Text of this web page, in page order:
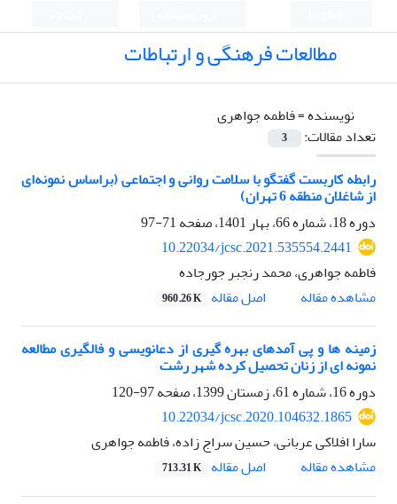
مطالعات فرهنگی و ارتباطات
نویسنده =فاطمه جواهری
تعداد مقالات:
3
رابطه کاربست گفتگو با سلامت روانی و اجتماعی (براساس نمونه‌ای
از شاغلان منطقه 6 تهران)
دوره 18، شماره 66، بهار 1401، صفحه
71-97
10.22034/jcsc.2021.535554.2441
فاطمه جواهری، محمد رنجبر جورجاده
مشاهده مقاله
اصل مقاله 960.26 K
زمینه ها و پی آمدهای بهره گیری از دعانویسی و فالگیری مطالعه
نمونه ای از زنان تحصیل کرده شهر رشت
دوره 16، شماره 61، زمستان 1399، صفحه
97-120
10.22034/jcsc.2020.104632.1865
سارا افلاکی عربانی، حسین سراج زاده، فاطمه جواهری
مشاهده مقاله
اصل مقاله 713.31 K